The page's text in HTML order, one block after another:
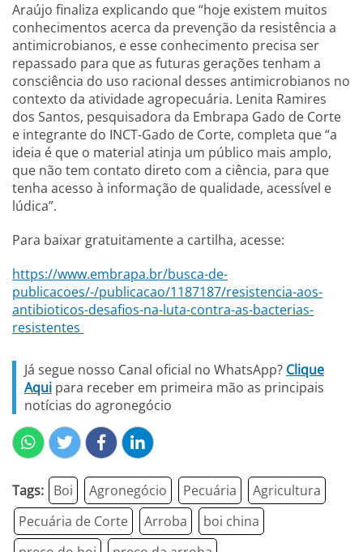
Araújo finaliza explicando que “hoje existem muitos
conhecimentos acerca da prevenção da resistência a
antimicrobianos, e esse conhecimento precisa ser
repassado para que as futuras gerações tenham a
consciência do uso racional desses antimicrobianos no
contexto da atividade agropecuária. Lenita Ramires
dos Santos, pesquisadora da Embrapa Gado de Corte
e integrante do INCT-Gado de Corte, completa que “a
ideia é que o material atinja um público mais amplo,
que não tem contato direto com a ciência, para que
tenha acesso à informação de qualidade, acessível e
lúdica”.
Para baixar gratuitamente a cartilha, acesse:
https://www.embrapa.br/busca-de-
publicacoes/-/publicacao/1187187/resistencia-aos-
antibioticos-desafios-na-luta-contra-as-bacterias-
resistentes
Já segue nosso Canal oficial no WhatsApp? Clique
Aqui para receber em primeira mão as principais
notícias do agronegócio
Tags: Boi Agronegócio Pecuária
Agricultura
Pecuária de Corte
Arroba
boi china